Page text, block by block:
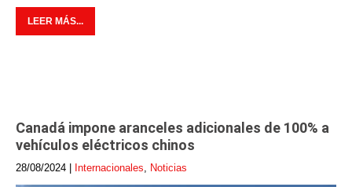
LEER MÁS...
Canadá impone aranceles adicionales de 100% a
vehículos eléctricos chinos
28/08/2024 Internacionales, Noticias